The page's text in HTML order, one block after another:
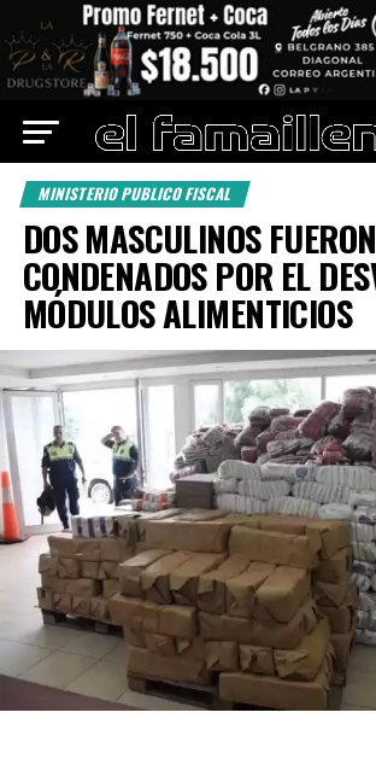
MINISTERIO PUBLICO FISCAL
DOS MASCULINOS FUERON
CONDENADOS POR EL
MÓDULOS ALIMENTICIOS